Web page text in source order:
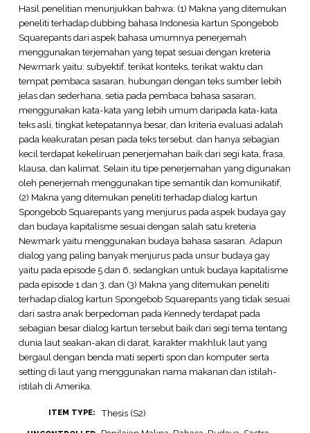
Hasil penelitian menunjukkan bahwa: (1) Makna yang ditemukan
peneliti terhadap dubbing bahasa Indonesia kartun Spongebob
Squarepants dari aspek bahasa umumnya penerjemah
menggunakan terjemahan yang tepat sesuai dengan kreteria
Newmark yaitu: subyektif, terikat konteks, terikat waktu dan
tempat pembaca sasaran, hubungan dengan teks sumber lebih
jelas dan sederhana, setia pada pembaca bahasa sasaran,
menggunakan kata-kata yang lebih umum daripada kata-kata
teks asli, tingkat ketepatannya besar, dan kriteria evaluasi adalah
pada keakuratan pesan pada teks tersebut. dan hanya sebagian
kecil terdapat kekeliruan penerjemahan baik dari segi kata, frasa,
klausa, dan kalimat. Selain itu tipe penerjemahan yang digunakan
oleh penerjemah menggunakan tipe semantik dan komunikatif,
(2) Makna yang ditemukan peneliti terhadap dialog kartun
Spongebob Squarepants yang menjurus pada aspek budaya gay
dan budaya kapitalisme sesuai dengan salah satu kreteria
Newmark yaitu menggunakan budaya bahasa sasaran. Adapun
dialog yang paling banyak menjurus pada unsur budaya gay
yaitu pada episode 5 dan 6, sedangkan untuk budaya kapitalisme
pada episode 1 dan 3, dan (3) Makna yang ditemukan peneliti
terhadap dialog kartun Spongebob Squarepants yang tidak sesuai
dari sastra anak berpedoman pada Kennedy terdapat pada
sebagian besar dialog kartun tersebut baik dari segi tema tentang
dunia laut seakan-akan di darat, karakter makhluk laut yang
bergaul dengan benda mati seperti spon dan komputer serta
setting di laut yang menggunakan nama makanan dan istilah-
istilah di Amerika.
ITEM TYPE: Thesis (S2)